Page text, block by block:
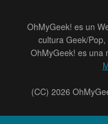
OhMyGeek! es un
cultura Geek/
OhMyGeek! es una
(CC) 2026